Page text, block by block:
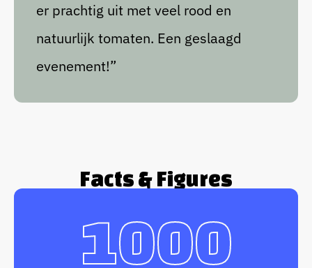
er prachtig uit met veel rood en
natuurlijk tomaten. Een geslaagd
evenement!”
Facts & Figures
1000